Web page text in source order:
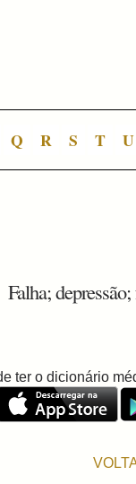
Q R S T U
Falha;
ter o dicionário